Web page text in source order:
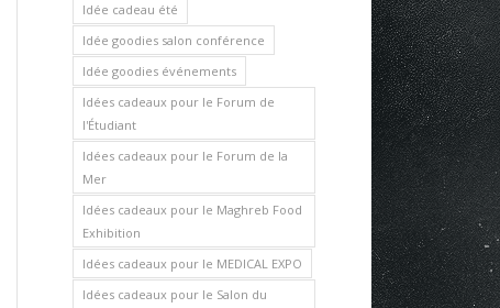
Idée cadeau été
Idée goodies salon conférence
Idée goodies événements
Idées cadeaux pour le Forum de
l'Étudiant
Idées cadeaux pour le Forum de la
Mer
Idées cadeaux pour le Maghreb Food
Exhibition
Idées cadeaux pour le MEDICAL EXPO
Idées cadeaux pour le Salon du